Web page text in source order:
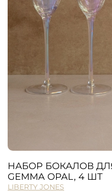
НАБОР БОКАЛОВ
GEMMA OPAL, 4 ШТ
LIBERTY JONES